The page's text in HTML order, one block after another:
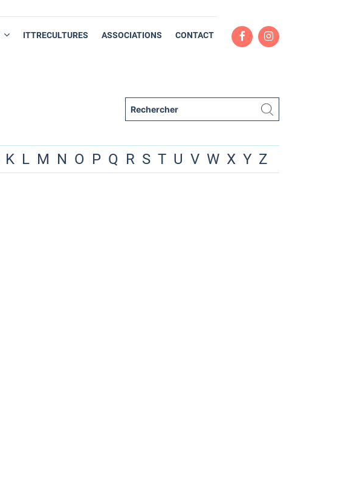
ITTRECULTURES ASSOCIATIONS CONTACT
K L M N O P Q R S T U V W X Y Z